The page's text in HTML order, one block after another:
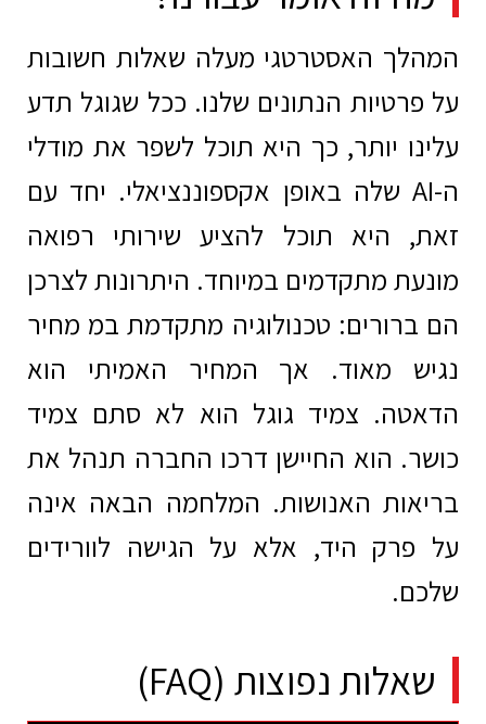
המהלך האסטרטגי מעלה שאלות חשובות
על פרטיות הנתונים שלנו. ככל שגוגל תדע
עלינו יותר, כך היא תוכל לשפר את מודלי
ה-AI שלה באופן אקספוננציאלי. יחד עם
זאת, היא תוכל להציע שירותי רפואה
מונעת מתקדמים במיוחד. היתרונות לצרכן
הם ברורים: טכנולוגיה מתקדמת במ מחיר
נגיש מאוד. אך המחיר האמיתי הוא
הדאטה. צמיד גוגל הוא לא סתם צמיד
כושר. הוא החיישן דרכו החברה תנהל את
בריאות האנושות. המלחמה הבאה אינה
על פרק היד, אלא על הגישה לוורידים
שלכם.
שאלות נפוצות (FAQ)